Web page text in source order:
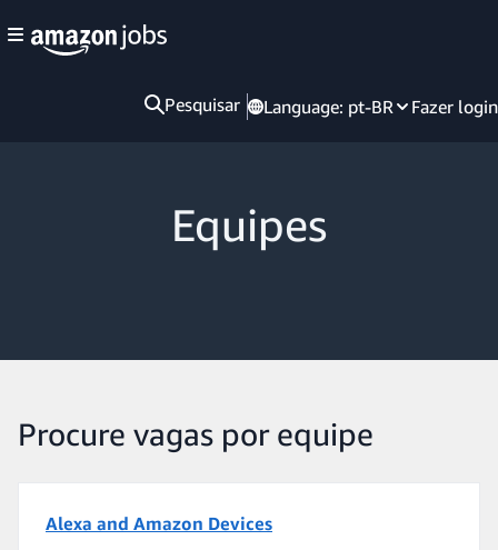
Pesquisar Language: pt-BR Fazer login
Equipes
Procure vagas por equipe
Alexa and Amazon Devices